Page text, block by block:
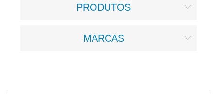
PRODUTOS
MARCAS